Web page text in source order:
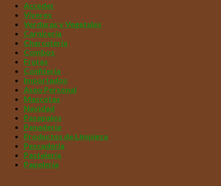
Acceder
Víveres
Verduras y Vegetales
Carnicería
Charcutería
Combos
Frutas
Confitería
Importados
Aseo Personal
Mascotas
Navidad
Pasapalos
Panadería
Productos de Limpieza
Pescadería
Pastelería
Papelería